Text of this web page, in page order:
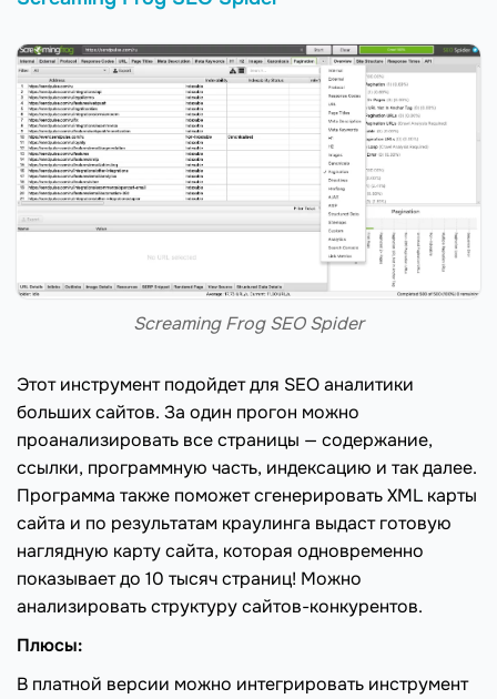
Screaming Frog SEO Spider
Этот инструмент подойдет для SEO аналитики
больших сайтов. За один прогон можно
проанализировать все страницы — содержание,
ссылки, программную часть, индексацию и так далее.
Программа также поможет сгенерировать XML карты
сайта и по результатам краулинга выдаст готовую
наглядную карту сайта, которая одновременно
показывает до 10 тысяч страниц! Можно
анализировать структуру сайтов-конкурентов.
Плюсы:
В платной версии можно интегрировать инструмент